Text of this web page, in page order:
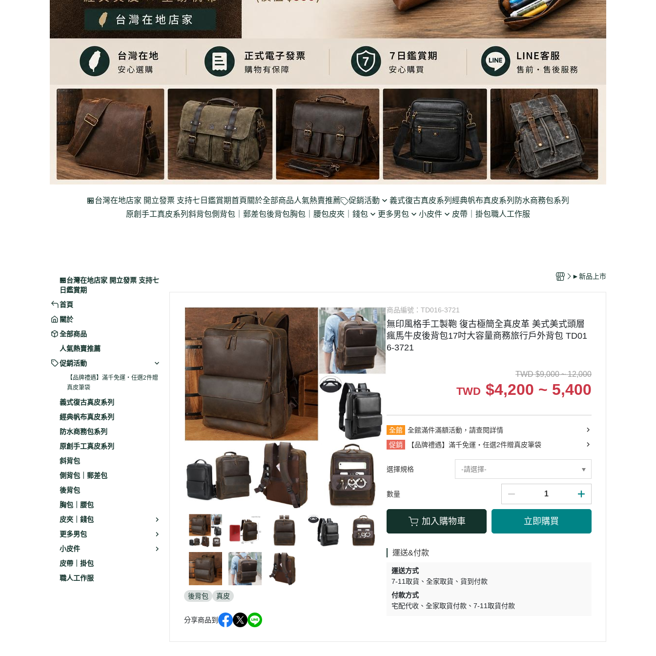
🏪台灣在地店家 開立發票 支持七日鑑賞期首頁 關於全部商品人氣熱賣推薦 促銷活動 義式復古真皮系列 經典帆布真皮系列 防水商務包系列
原創手工真皮系列 斜背包側背包｜郵差包後背包胸包｜腰包皮夾｜錢包 更多男包
攝影相機包
重機掛包｜騎士背包
小皮件
耳機保護套
皮帶｜掛包職人工作服
🏪台灣在地店家 開立發票 支持七
日鑑賞期
首頁
關於
全部商品
人氣熱賣推薦
促銷活動
【品牌禮遇】滿千免運・任選2件贈
真皮筆袋
義式復古真皮系列
經典帆布真皮系列
防水商務包系列
原創手工真皮系列
斜背包
側背包｜郵差包
後背包
胸包｜腰包
皮夾｜錢包
更多男包
小皮件
皮帶｜掛包
職人工作服
►新品上市
後背包 真皮
分享商品到
商品編號：TD016-3721
無印風格手工製鞄 復古極簡全真皮革 美式美式頭層
瘋馬牛皮後背包17吋大容量商務旅行戶外背包 TD01
6-3721
TWD $9,000 ~ 12,000
TWD $4,200 ~ 5,400
全館
全館滿件滿額活動，請查閱詳情
促銷
【品牌禮遇】滿千免運・任選2件贈真皮筆袋
選擇規格 -請選擇-
數量
加入購物車 立即購買
運送&付款
運送方式
7-11取貨
全家取貨
貨到付款
付款方式
宅配代收
全家取貨付款 7-11取貨付款